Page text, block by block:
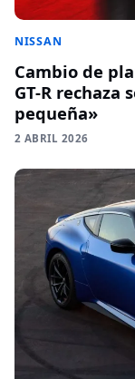
NISSAN
Cambio de
GT-R
pequeña»
2 ABRIL 2026